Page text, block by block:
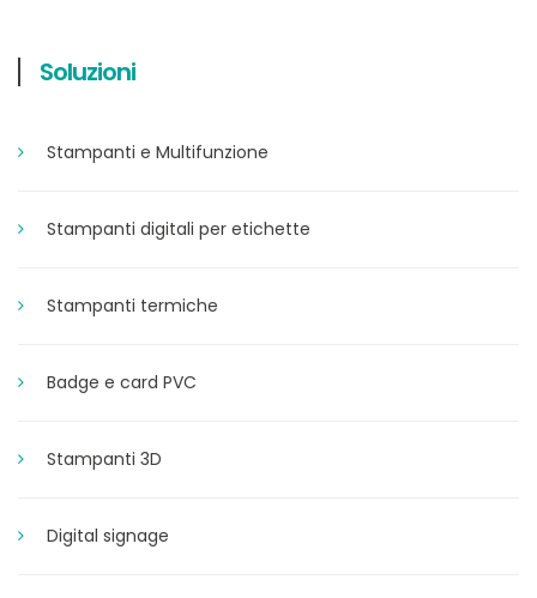
Soluzioni
Stampanti e Multifunzione
Stampanti digitali per etichette
Stampanti termiche
Badge e card PVC
Stampanti 3D
Digital signage